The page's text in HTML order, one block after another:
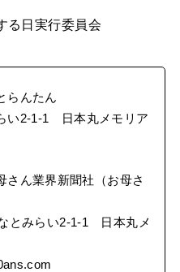
る日実行委員会
らんたん
い2-1-1 日本丸メモリア
さん業界新聞社（お母さ
とみらい2-1-1 日本丸メ